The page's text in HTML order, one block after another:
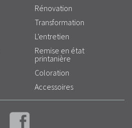
Rénovation
Transformation
L'entretien
Remise en état
printanière
Coloration
Accessoires